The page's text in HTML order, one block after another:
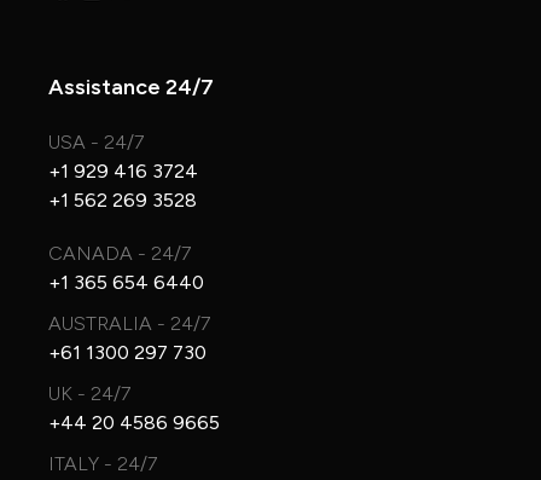
Assistance 24/7
USA - 24/7
+1 929 416 3724
+1 562 269 3528
CANADA - 24/7
+1 365 654 6440
AUSTRALIA - 24/7
+61 1300 297 730
UK - 24/7
+44 20 4586 9665
ITALY - 24/7